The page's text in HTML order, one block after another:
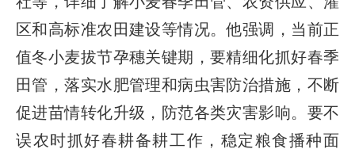
区和高标准农田建设等情况。他强调，当前正
值冬小麦拔节孕穗关键期，要精细化抓好春季
田管，落实水肥管理和病虫害防治措施，不断
促进苗情转化升级，防范各类灾害影响。要不
误农时抓好春耕备耕工作，稳定粮食播种面